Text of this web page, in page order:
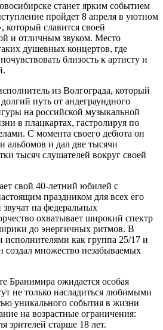
станет ярким событием
пройдет 8 апреля в уютном
который славится своей
и отличным звуком. Место
душевных концертов, где
близость к артисту и
из Волгограда, который
путь от андеграундного
на российской музыкальной
в плацкартах, гастролируя по
С момента своего дебюта он
альбомов и дал две тысячи
тысяч слушателей вокруг своей
свой 40-летний юбилей с
праздником для всех его
на федеральных
охватывает широкий спектр
до энергичных ритмов. В
исполнителями как группа 25/17 и
множество незабываемых
Бранимира ожидается особая
не только насладиться любимыми
уникального события в жизни
на возрастные ограничения:
зрителей старше 18 лет.